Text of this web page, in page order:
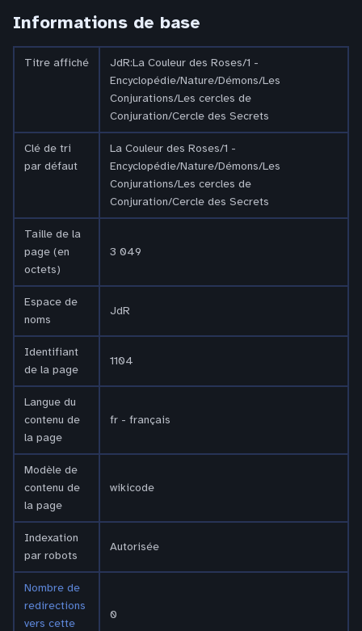
Informations de base
Titre affiché
JdR:La Couleur des Roses/1 -
Encyclopédie/Nature/Démons/Les
Conjurations/Les cercles de
Conjuration/Cercle des Secrets
Clé de tri
par défaut
La Couleur des Roses/1 -
Encyclopédie/Nature/Démons/Les
Conjurations/Les cercles de
Conjuration/Cercle des Secrets
Taille de la
page (en
octets)
3 049
Espace de
noms
JdR
Identifiant
de la page
1104
Langue du
contenu de
la page
fr - français
Modèle de
contenu de
la page
wikicode
Indexation
par robots
Autorisée
Nombre de
redirections
vers cette
0